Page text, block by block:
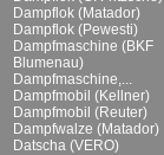
Dampflok (Matador)
Dampflok (Pewesti)
Dampfmaschine (BKF
Blumenau)
Dampfmaschine,...
Dampfmobil (Kellner)
Dampfmobil (Reuter)
Dampfwalze (Matador)
Datscha (VERO)